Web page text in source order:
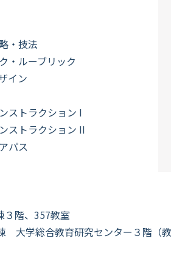
・技法
・ルーブリック
イン
ストラクション I
ストラクション II
パス
３階、357教室
大学総合教育研究センター３階（